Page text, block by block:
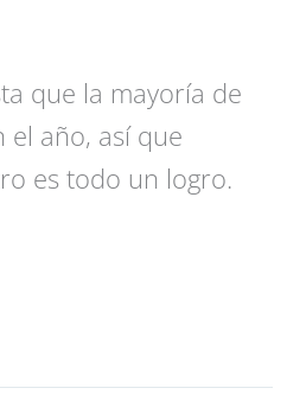
que la mayoría de
el año, así que
es todo un logro.